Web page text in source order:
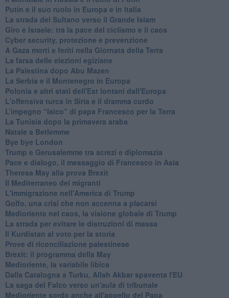
Putin e il suo ruolo in Europa e in Italia
La strada del Sultano verso il Grande Islam
Giro e Israele: tra la pace del ciclismo e il caos
Cyber security, protezione e prevenzione
A Gaza morti e feriti nella Giornata della Terra
La farsa delle elezioni egiziane
La Palestina dopo Abu Mazen
La Serbia e il Montenegro in Europa
Polonia e altri stati dell'Est lontani dall'Europa
L'offensiva turca in Siria e il dramma curdo
L’impegno “laico” di papa Francesco per la Terra
La Tunisia dopo la primavera araba
Natale a Betlemme
Bye bye London
Trump e Gerusalemme tra screzi e diplomazia
Pace e dialogo, il messaggio di Francesco in Asia
Theresa May alla prova Brexit
Il Mediterraneo dei migranti
L'immigrazione nell'America di Trump
Golfo, una crisi che non accenna a placarsi
Medioriente nel caos, la visione globale di Trump
La strada per evitare le distruzioni di massa
Il Kurdistan al voto per la storia
Prove di riconciliazione palestinese
Brexit: il programma della May
Medioriente, la variabile libica
Dalla Catalogna a Turku, Allah Akbar spaventa l'EU
La saga del Falco verso un'aula di tribunale
Medioriente sordo anche all'appello del Papa